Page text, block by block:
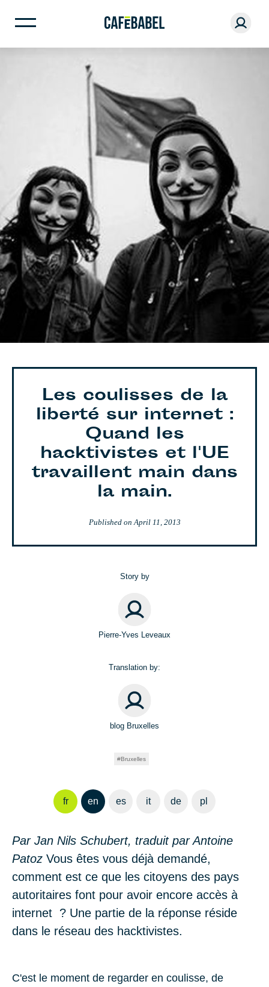
Les coulisses de la
liberté sur internet :
Quand les
hacktivistes et l'UE
travaillent main dans
la main.
Published on April 11, 2013
Story by
Pierre-Yves Leveaux
Translation by:
blog Bruxelles
Bruxelles
fr en es it de pl
Par Jan Nils Schubert, traduit par Antoine
Patoz Vous êtes vous déjà demandé,
comment est ce que les citoyens des pays
autoritaires font pour avoir encore accès à
internet ? Une partie de la réponse réside
dans le réseau des hacktivistes.
C'est le moment de regarder en coulisse, de